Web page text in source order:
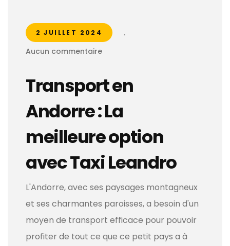
2 JUILLET 2024
.
Aucun commentaire
Transport en
Andorre : La
meilleure option
avec Taxi Leandro
L'Andorre, avec ses paysages montagneux
et ses charmantes paroisses, a besoin d'un
moyen de transport efficace pour pouvoir
profiter de tout ce que ce petit pays a à